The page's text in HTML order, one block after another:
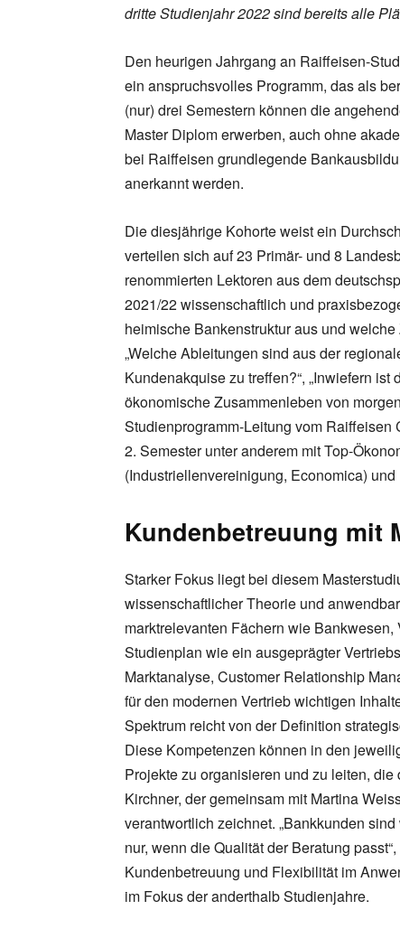
dritte Studienjahr 2022 sind bereits alle
Den heurigen Jahrgang an Raiffeisen-
ein anspruchsvolles Programm, das als
(nur) drei Semestern können die
Master Diplom erwerben, auch ohne
bei Raiffeisen grundlegende
anerkannt werden.
Die diesjährige Kohorte weist ein
verteilen sich auf 23 Primär- und 8
renommierten Lektoren aus dem
2021/22 wissenschaftlich und
heimische Bankenstruktur aus und
„Welche Ableitungen sind aus der
Kundenakquise zu treffen?“, „Inwiefern
ökonomische Zusammenleben von
Studienprogramm-Leitung vom
2. Semester unter anderem mit Top-
(Industriellenvereinigung, Economica)
Kundenbetreuung mit
Starker Fokus liegt bei diesem
wissenschaftlicher Theorie und
marktrelevanten Fächern wie
Studienplan wie ein ausgeprägter
Marktanalyse, Customer Relationship
für den modernen Vertrieb wichtigen
Spektrum reicht von der Definition
Diese Kompetenzen können in den
Projekte zu organisieren und zu leiten,
Kirchner, der gemeinsam mit Martina
verantwortlich zeichnet. „Bankkunden
nur, wenn die Qualität der Beratung
Kundenbetreuung und Flexibilität im
im Fokus der anderthalb Studienjahre.